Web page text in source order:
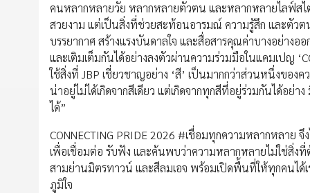
คนหลากหลายวัย หลากหลายตัวตน และหลากหลายไลฟ์สไต
สวยงาม แต่เป็นสิ่งที่ช่วยสะท้อนอารมณ์ ความรู้สึก และตัวต
บรรยากาศ สร้างแรงบันดาลใจ และสื่อสารคุณค่าบางอย่าง
และเติมเต็มกันได้อย่างลงตัวผ่านความร่วมมือในแคมเปญ
ใช้สิ่งที่ JBP เชี่ยวชาญอย่าง ‘สี’ เป็นมากกว่าส่วนหนึ่งของค
น่าอยู่ไม่ได้เกิดจากสีเดียว แต่เกิดจากทุกสีที่อยู่ร่วมกันได้อ
ได้”
CONNECTING PRIDE 2026 #เชื่อมทุกความหลากหลาย
เพื่อเชื่อมต่อ รับฟัง และค้นพบว่าความหลากหลายไม่ใช่สิ่
สามย่านมิตรทาวน์ และสีลมเอจ พร้อมเปิดพื้นที่ให้ทุกคนได้
ภูมิใจ